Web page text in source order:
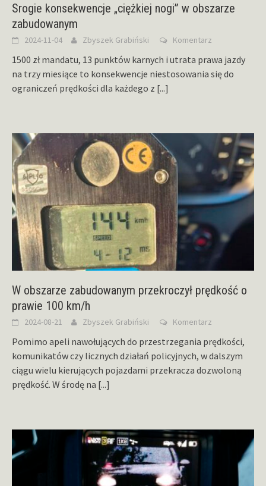
Srogie konsekwencje „ciężkiej nogi” w obszarze
zabudowanym
2024-11-04 Zbyszek Grabiński Komentarz
1500 zł mandatu, 13 punktów karnych i utrata prawa jazdy
na trzy miesiące to konsekwencje niestosowania się do
ograniczeń prędkości dla każdego z [...]
W obszarze zabudowanym przekroczył prędkość o
prawie 100 km/h
2024-08-21 Zbyszek Grabiński Komentarz
Pomimo apeli nawołujących do przestrzegania prędkości,
komunikatów czy licznych działań policyjnych, w dalszym
ciągu wielu kierujących pojazdami przekracza dozwoloną
prędkość. W środę na [...]